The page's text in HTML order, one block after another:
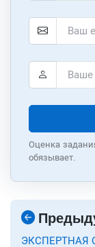
Оценка
обязывает.
ЭКСПЕРТНАЯ